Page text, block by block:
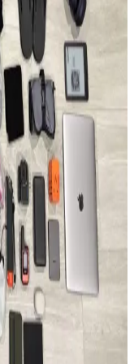
Tasarım ve
bütünlüğü ve
dayanıklı malzemesi
seyahatler için
Pack 4 28L (X-
sırt çantaları,
özellikleriyle
çözümler sunuyor.
İçin Minimalist
35 litrelik sırt
tutuldu. Kıyafet,
deneyimi anlatılıyor.
Seyahati İçin